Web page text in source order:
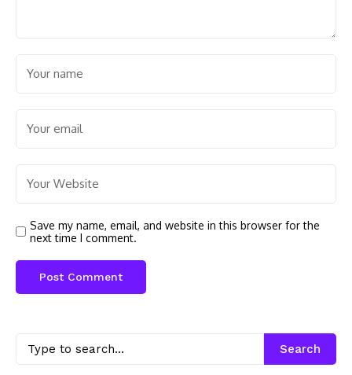
Save my name, email, and website in this browser for the
next time I comment.
Search